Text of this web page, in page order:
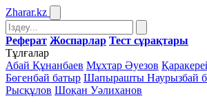
Zharar.kz
Реферат Жоспарлар Тест сұрақтары
Тұлғалар
Абай Құнанбаев Мұхтар Әуезов
Бөгенбай батыр Шапырашты Наурызбай
Рысқұлов Шоқан Уәлиханов